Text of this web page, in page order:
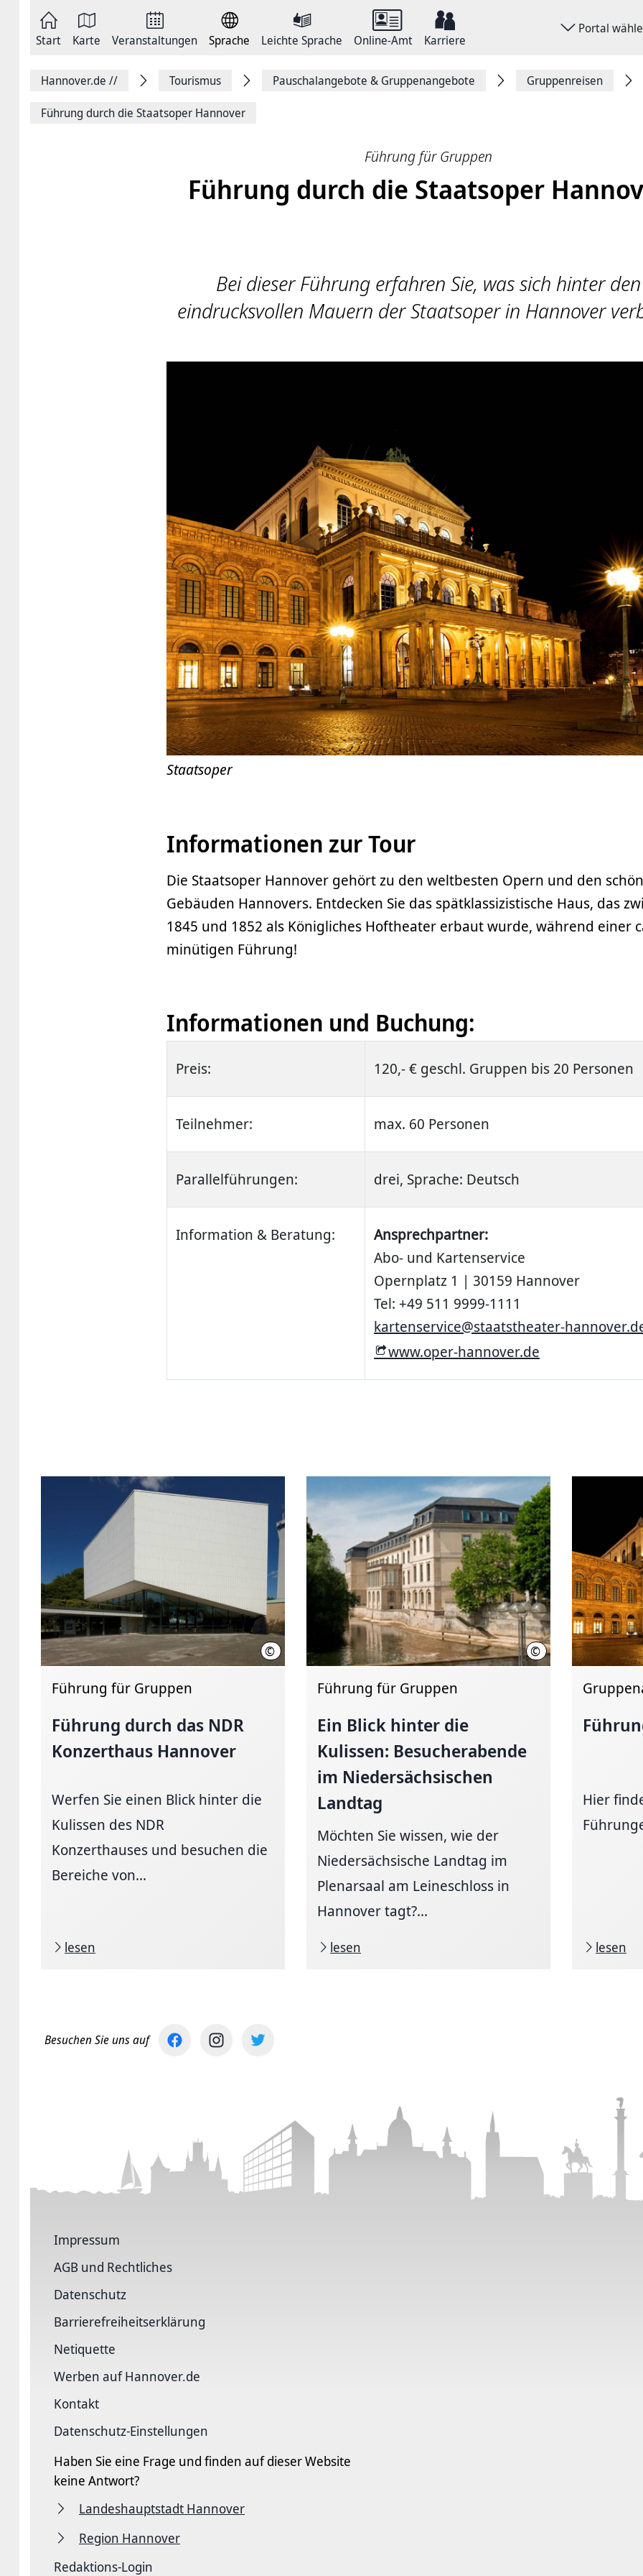
springen
Start Karte Veranstaltungen Sprache Leichte Sprache Online-Amt Karriere
Portal
FacebookHannover.de // Tourismus Pauschalangebote & Gruppenangebote Gruppenreisen
Führung durch die Staatsoper Hannover
Führung für Gruppen
Führung durch die Staatsoper
Bei dieser Führung erfahren Sie, was sich hinter den
eindrucksvollen Mauern der Staatsoper in Hannover
Staatsoper
Informationen zur Tour
Die Staatsoper Hannover gehört zu den weltbesten Opern und den
Gebäuden Hannovers. Entdecken Sie das spätklassizistische Haus, das
1845 und 1852 als Königliches Hoftheater erbaut wurde, während einer
minütigen Führung!
Informationen und Buchung:
Preis: 120,- € geschl. Gruppen bis 20 Personen
Teilnehmer: max. 60 Personen
Parallelführungen: drei, Sprache: Deutsch
Information & Beratung:
Ansprechpartner:
Abo- und Kartenservice
Opernplatz 1 | 30159 Hannover
Tel: +49 511 9999-1111
kartenservice@staatstheater-
www.oper-hannover.de
© Christian Wyrwa
Führung für Gruppen
Führung durch das NDR
Konzerthaus Hannover
Werfen Sie einen Blick hinter die
Kulissen des NDR
Konzerthauses und besuchen die
Bereiche von...
lesen
© HMTG
Führung für Gruppen
Ein Blick hinter die
Kulissen: Besucherabende
im Niedersächsischen
Landtag
Möchten Sie wissen, wie der
Niedersächsische Landtag im
Plenarsaal am Leineschloss in
Hannover tagt?...
lesen
Hier
lesen
Besuchen Sie uns auf
Impressum
AGB und Rechtliches
Datenschutz
Barriere­freiheits­erklärung
Netiquette
Werben auf Hannover.de
Kontakt
Datenschutz-Einstellungen
Haben Sie eine Frage und finden auf dieser Website
keine Antwort?
Landeshauptstadt Hannover
Region Hannover
Redaktions-Login